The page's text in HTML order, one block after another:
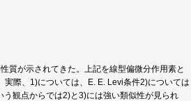
質が示されてきた。上記を線型偏微分作用素と
際、1)については、E. E. Levi条件2)については
観点からでは2)と3)には強い類似性が見られ